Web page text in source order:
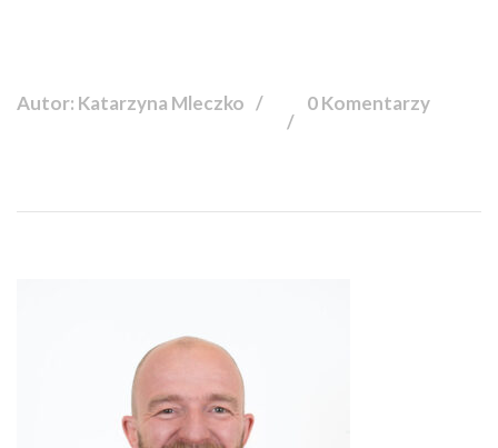
Autor: Katarzyna Mleczko 0 Komentarzy